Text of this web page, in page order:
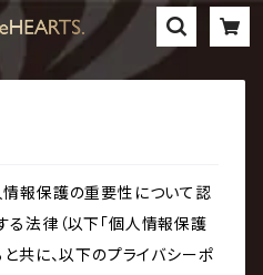
情報保護の重要性について認
る法律（以下「個人情報保護
と共に、以下のプライバシーポ